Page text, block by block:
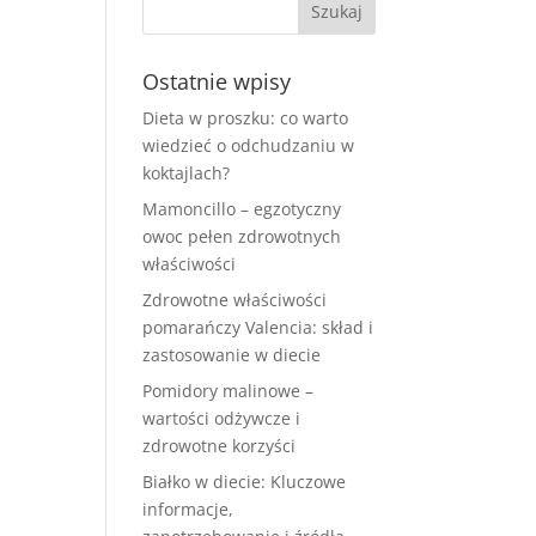
Ostatnie wpisy
Dieta w proszku: co warto
wiedzieć o odchudzaniu w
koktajlach?
Mamoncillo – egzotyczny
owoc pełen zdrowotnych
właściwości
Zdrowotne właściwości
pomarańczy Valencia: skład i
zastosowanie w diecie
Pomidory malinowe –
wartości odżywcze i
zdrowotne korzyści
Białko w diecie: Kluczowe
informacje,